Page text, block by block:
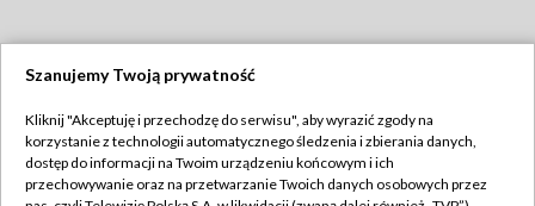
TVP
Abonament TVP
Regulamin TVP
Szanujemy Twoją prywatność
Kliknij "Akceptuję i przechodzę do serwisu", aby wyrazić zgody na
korzystanie z technologii automatycznego śledzenia i zbierania danych,
dostęp do informacji na Twoim urządzeniu końcowym i ich
przechowywanie oraz na przetwarzanie Twoich danych osobowych przez